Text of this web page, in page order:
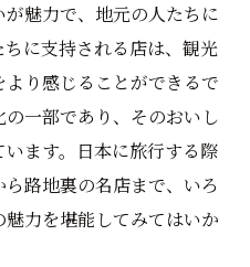
魅力で、地元の人たちに
に支持される店は、観光
り感じることができるで
一部であり、そのおいし
ます。日本に旅行する際
路地裏の名店まで、いろ
力を堪能してみてはいか